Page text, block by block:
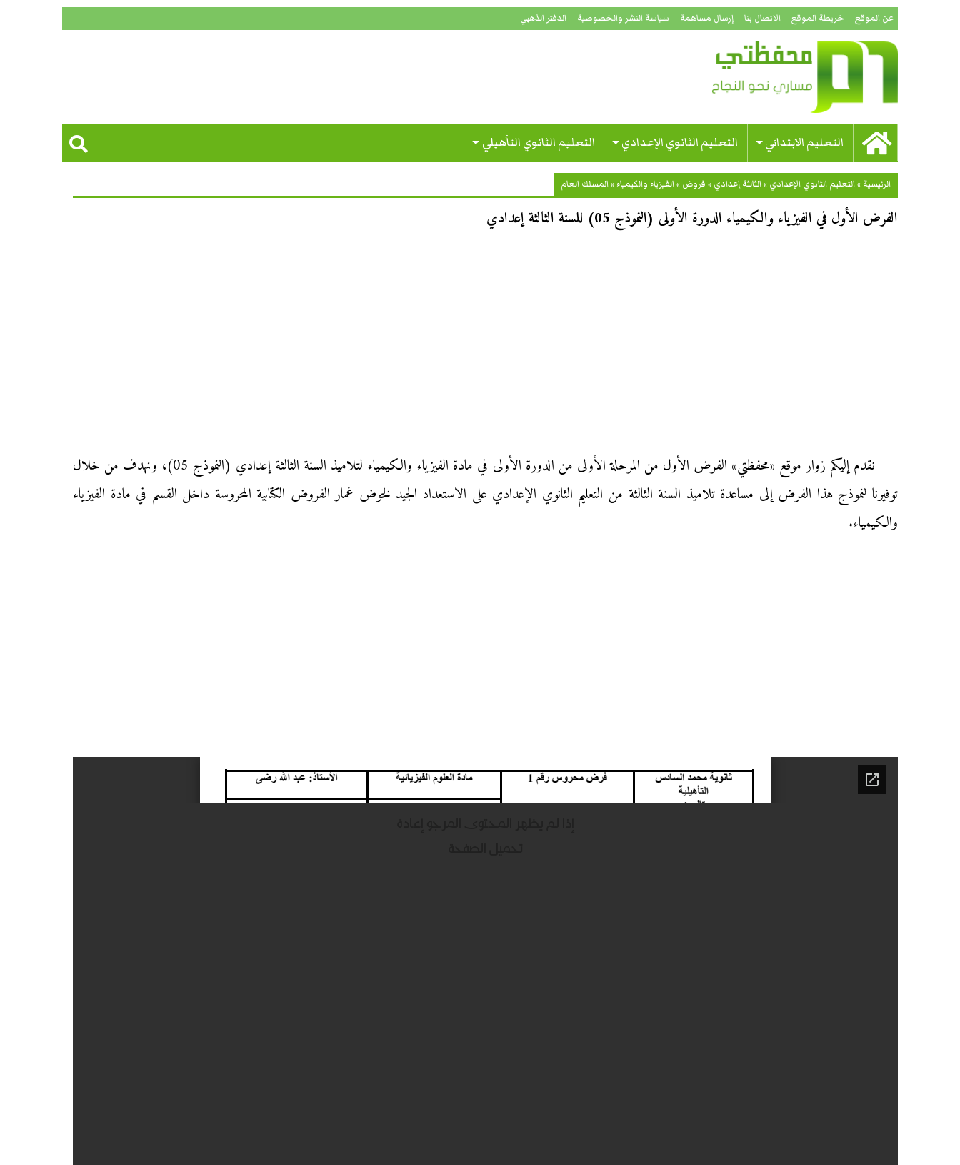
عن الموقع خريطة الموقع الاتصال بنا إرسال مساهمة سياسة النشر والخصوصية الدفتر الذهبي
التعليم الابتدائي التعليم الثانوي الإعدادي التعليم الثانوي التأهيلي
الرئيسية »التعليم الثانوي الإعدادي »الثالثة إعدادي » فروض »الفيزياء والكيمياء »المسلك العام
الفرض الأول في الفيزياء والكيمياء الدورة الأولى (النموذج 05) للسنة الثالثة إعدادي
نقدم إليكم زوار موقع «محفظتي» الفرض الأول من المرحلة الأولى من الدورة الأولى في مادة الفيزياء والكيمياء لتلاميذ السنة الثالثة إعدادي (النموذج 05)، ونهدف من خلال
توفيرنا لنموذج هذا الفرض إلى مساعدة تلاميذ السنة الثالثة من التعليم الثانوي الإعدادي على الاستعداد الجيد لخوض غمار الفروض الكتابية المحروسة داخل القسم في مادة الفيزياء
والكيمياء.